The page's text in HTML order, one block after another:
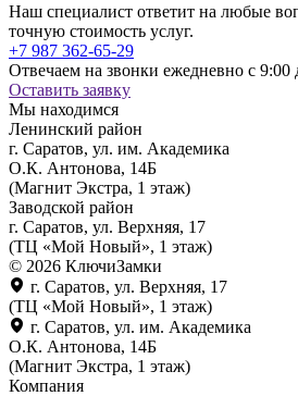
Наш специалист ответит на любые
точную стоимость услуг.
+7 987 362-65-29
Отвечаем на звонки ежедневно с 9:00
Оставить заявку
Мы находимся
Ленинский район
г. Саратов, ул. им. Академика
О.К. Антонова, 14Б
(Магнит Экстра, 1 этаж)
Заводской район
г. Саратов, ул. Верхняя, 17
(ТЦ «Мой Новый», 1 этаж)
© 2026 КлючиЗамки
г. Саратов, ул. Верхняя, 17
(ТЦ «Мой Новый», 1 этаж)
г. Саратов, ул. им. Академика
О.К. Антонова, 14Б
(Магнит Экстра, 1 этаж)
Компания